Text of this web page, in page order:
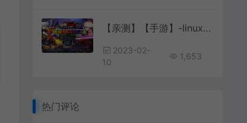
【亲测】【手游】-linux手工端 阿拉德之怒 璀璨大陆版本 +搭建教程+后台
2023-02-
10
1,653
热门评论